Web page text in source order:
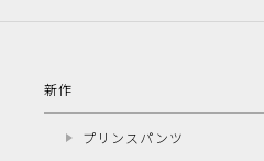
新作
プリンスパンツ